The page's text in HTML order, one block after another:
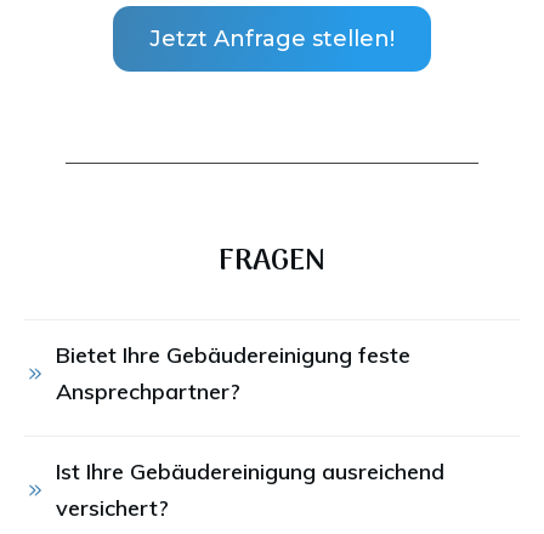
Jetzt Anfrage stellen!
FRAGEN
Bietet Ihre Gebäudereinigung feste
Ansprechpartner?
Ist Ihre Gebäudereinigung ausreichend
versichert?